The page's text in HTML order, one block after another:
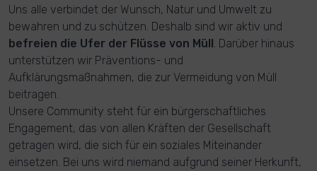
Uns alle verbindet der Wunsch, Natur und Umwelt zu
bewahren und zu schützen. Deshalb sind wir aktiv und
befreien die Ufer der Flüsse von Müll. Darüber hinaus
unterstützen wir Präventions- und
Aufklärungsmaßnahmen, die zur Vermeidung von Müll
beitragen.
Unsere Community steht für ein bürgerschaftliches
Engagement, das von allen Kräften der Gesellschaft
getragen wird, die sich für ein soziales Miteinander
einsetzen. Bei uns wird niemand aufgrund seiner Herkunft,